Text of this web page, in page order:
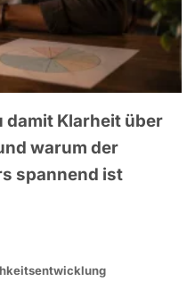
damit Klarheit über
warum der
spannend ist